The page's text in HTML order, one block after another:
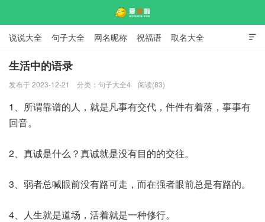

说说大全 句子大全 网名昵称 祝福语 取名大全
标语口号 签名大全
生活中的语录
发布于 2023-12-21 分类： 句子大全4 阅读(83)
1、所谓靠谱的人，就是凡事有交代，件件有着落，事事有
回音。
2、真诚是什么？真诚就是没有目的的交往。
3、弱者总喊眼前没有路可走，而在强者眼前总是有路的。
4、人生就是道场，活着就是一种修行。